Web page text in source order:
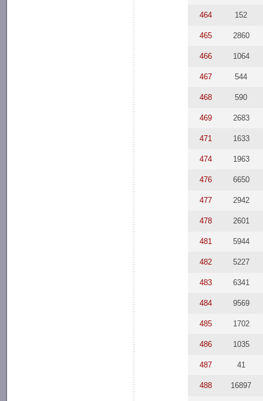
464 152
465 2860
466 1064
467 544
468 590
469 2683
471 1633
474 1963
476 6650
477 2942
478 2601
481 5944
482 5227
483 6341
484 9569
485 1702
486 1035
487 41
488 16897